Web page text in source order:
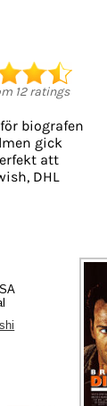
12ratings
biografen
gick
att
DHL